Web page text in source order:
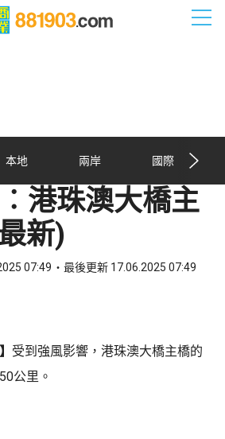
本地 兩岸 國際
港珠澳大橋主
新)
07:49 最後更新 17.06.2025 07:49
受到強風影響，港珠澳大橋主橋的
公里。